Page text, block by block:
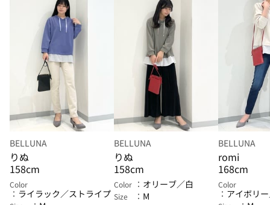
BELLUNA
りぬ
158cm
Color
ライラック／ストライプ
BELLUNA
りぬ
158cm
Color オリーブ／白
Size M
BELLUNA
romi
168cm
Color
アイボリ